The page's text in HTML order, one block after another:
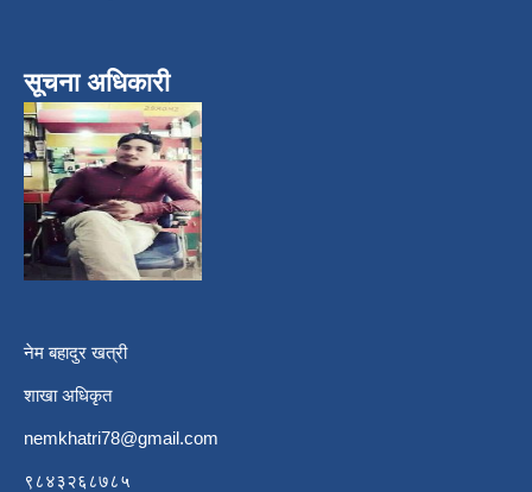
सूचना अधिकारी
नेम बहादुर खत्री
शाखा अधिकृत
nemkhatri78@gmail.com
९८४३२६८७८५